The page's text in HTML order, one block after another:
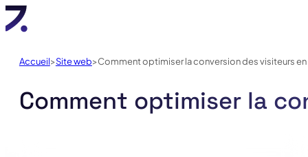
Comment optimiser la
Accueil Site web Comment optimiser la conversion des visiteurs